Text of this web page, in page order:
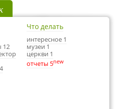
12
Что делать
интересное 1
музеи 1
церкви 1
отчеты 5new